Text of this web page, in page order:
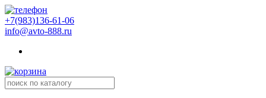
+7(983)136-61-06
info@avto-888.ru